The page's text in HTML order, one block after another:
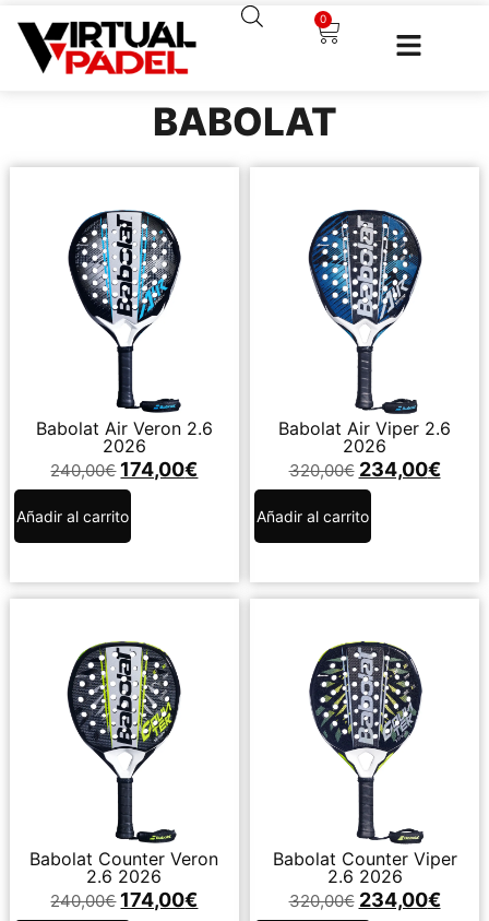
0
BABOLAT
Babolat Air Veron 2.6
2026
240,00€ 174,00€
Añadir al carrito
Babolat Air Viper 2.6
2026
320,00€ 234,00€
Añadir al carrito
Babolat Counter Veron
2.6 2026
240,00€ 174,00€
Babolat Counter Viper
2.6 2026
320,00€ 234,00€